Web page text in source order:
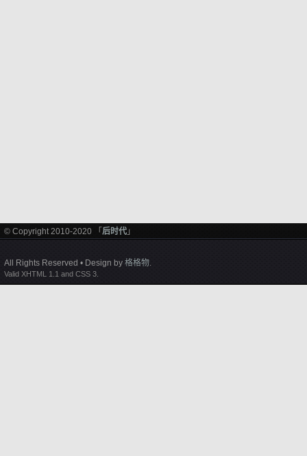
© Copyright 2010-2020 「 后时代 」
All Rights Reserved • Design by 格格物.
Valid XHTML 1.1 and CSS 3.